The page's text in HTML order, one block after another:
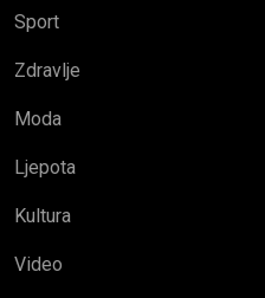
Sport
Zdravlje
Moda
Ljepota
Kultura
Video